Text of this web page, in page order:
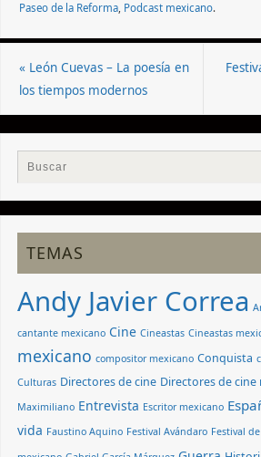
Paseo de la Reforma, Podcast mexicano.
« León Cuevas – La poesía en
los tiempos modernos
TEMAS
Andy Javier Correa
cantante mexicano Cine Cineastas Cineastas
mexicano compositor mexicano Conquista
Culturas Directores de cine Directores de cine
Maximiliano Entrevista Escritor mexicano
vida Faustino Aquino Festival Avándaro Festival